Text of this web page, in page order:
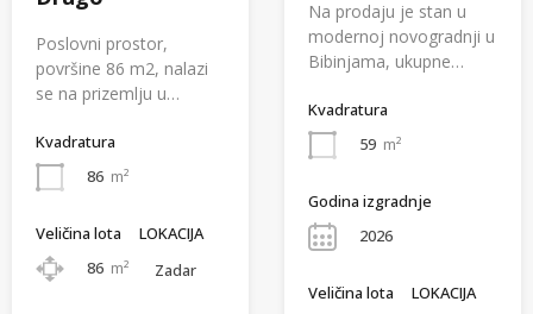
Poslovni prostor,
površine 86 m2, nalazi
se na prizemlju u…
Kvadratura
86 m²
Veličina lota
86 m²
LOKACIJA
Zadar
Na prodaju je stan u
modernoj novogradnji u
Bibinjama, ukupne…
Kvadratura
59 m²
Godina izgradnje
2026
Veličina lota
LOKACIJA